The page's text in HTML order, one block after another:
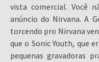
vista comercial. Você
anúncio do Nirvana. A
torcendo pro Nirvana
que o Sonic Youth, que
pequenas gravadoras